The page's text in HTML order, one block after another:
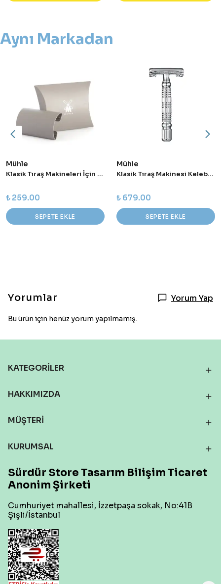
Aynı Markadan
Mühle
Klasik Tıraş Makineleri İçin Başlık Koruyucu - KSR
₺ 259.00
SEPETE EKLE
Mühle
Klasik Tıraş Makinesi Kelebek Model BR179
₺ 679.00
SEPETE EKLE
Yorumlar Yorum Yap
Bu ürün için henüz yorum yapılmamış.
KATEGORİLER
HAKKIMIZDA
MÜŞTERİ
KURUMSAL
Sürdür Store Tasarım Bilişim Ticaret
Anonim Şirketi
Cumhuriyet mahallesi, İzzetpaşa sokak, No:41B
Şişli/İstanbul